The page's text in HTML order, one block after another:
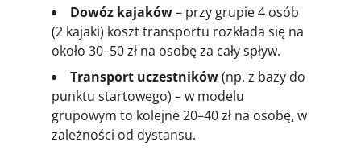
Dowóz kajaków– przy grupie 4 osób
(2 kajaki) koszt transportu rozkłada się na
około 30–50 zł na osobę za cały spływ.
Transport uczestników(np. z bazy do
punktu startowego) – w modelu
grupowym to kolejne 20–40 zł na osobę, w
zależności od dystansu.